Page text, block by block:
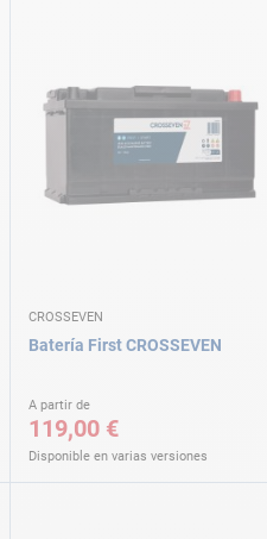
CROSSEVEN
Batería First CROSSEVEN
A partir de
119,00 €
Disponible en varias versiones